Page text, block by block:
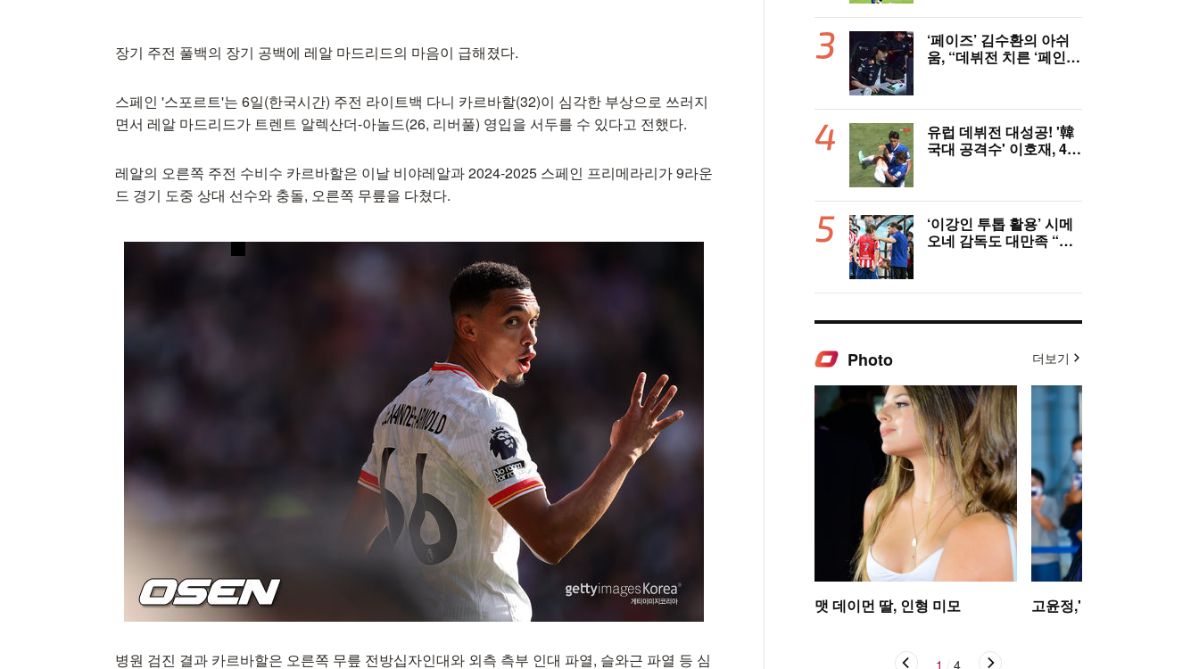
장기 주전 풀백의 장기 공백에 레알 마드리드의 마음이 급해졌다.
스페인 '스포르트'는 6일(한국시간) 주전 라이트백 다니 카르바할(32)이 심각한 부상으로 쓰러지
면서 레알 마드리드가 트렌트 알렉산더-아놀드(26, 리버풀) 영입을 서두를 수 있다고 전했다.
레알의 오른쪽 주전 수비수 카르바할은 이날 비야레알과 2024-2025 스페인 프리메라리가 9라운
드 경기 도중 상대 선수와 충돌, 오른쪽 무릎을 다쳤다.
병원 검진 결과 카르바할은 오른쪽 무릎 전방십자인대와 외측 측부 인대 파열, 슬와근 파열 등 심
공 [오!쎈 상암]
‘페이즈’ 김수환의 아쉬
움, “데뷔전 치른 ‘페인
유럽 데뷔전 대성공! '韓
국대 공격수' 이호재, 4%
→"믿기 힘든 드라마"
‘이강인 투톱 활용’ 시메
오네 감독도 대만족 “이
K” [현장 인터뷰]
Photo 더보기
맷 데이먼 딸, 인형 미모 고윤정,'탄성을 자아내는
1 4